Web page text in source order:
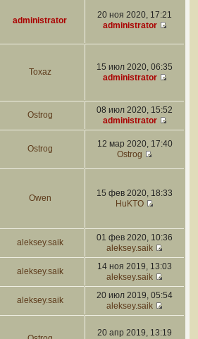
administrator
20 ноя 2020, 17:21
administrator
Toxaz
15 июл 2020, 06:35
administrator
Ostrog
08 июл 2020, 15:52
administrator
Ostrog
12 мар 2020, 17:40
Ostrog
Owen
15 фев 2020, 18:33
HuKTO
aleksey.saik
01 фев 2020, 10:36
aleksey.saik
aleksey.saik
14 ноя 2019, 13:03
aleksey.saik
aleksey.saik
20 июл 2019, 05:54
aleksey.saik
20 апр 2019, 13:19